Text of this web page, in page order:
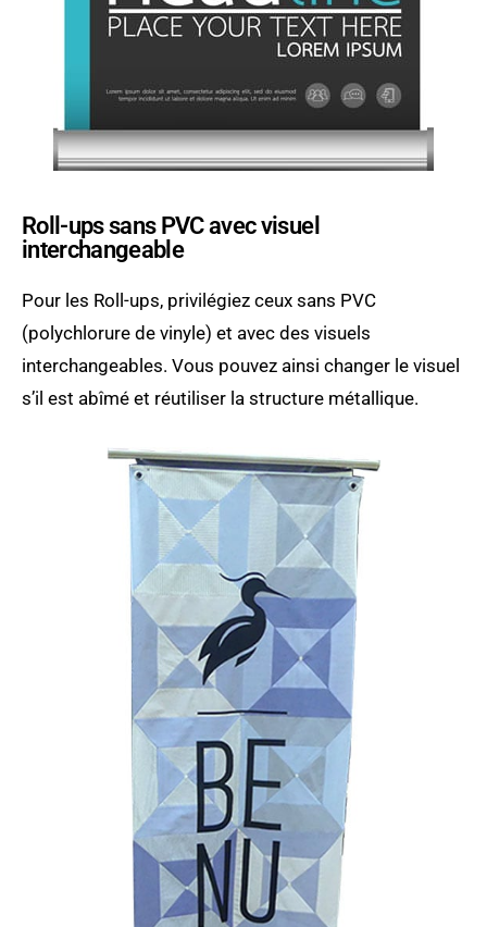
Roll-ups sans PVC avec visuel
interchangeable
Pour les Roll-ups, privilégiez ceux sans PVC
(polychlorure de vinyle) et avec des visuels
interchangeables. Vous pouvez ainsi changer le visuel
s’il est abîmé et réutiliser la structure métallique.